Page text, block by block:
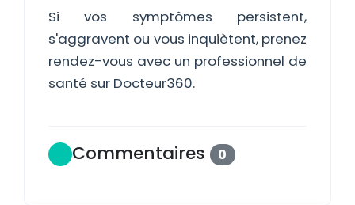
Si vos symptômes persistent,
s'aggravent ou vous inquiètent, prenez
rendez-vous avec un professionnel de
santé sur Docteur360.
Commentaires 0